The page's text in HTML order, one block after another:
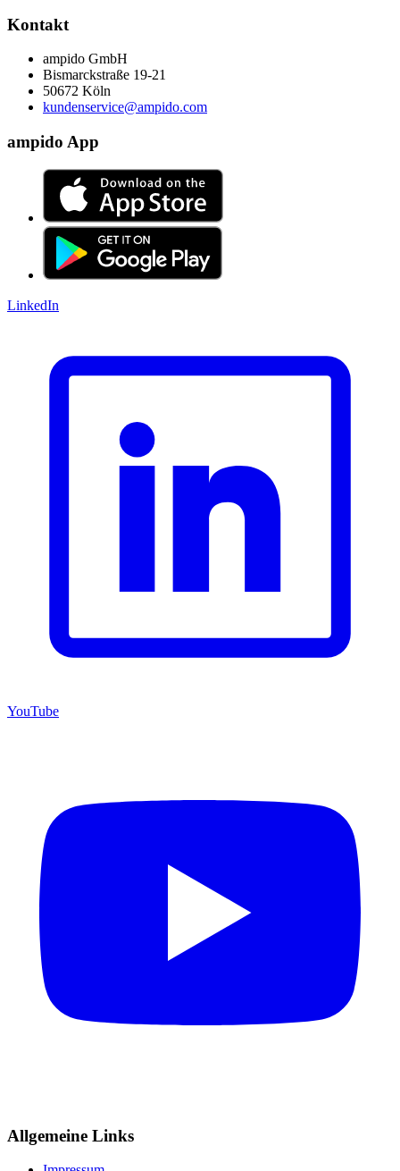
Kontakt
ampido GmbH
Bismarckstraße 19-21
50672 Köln
kundenservice@ampido.com
ampido App
LinkedIn
YouTube
Allgemeine Links